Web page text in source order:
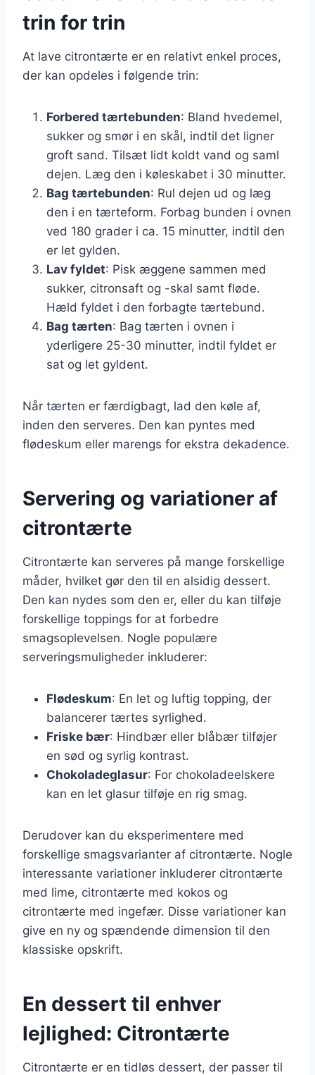
trin for trin
At lave citrontærte er en relativt enkel proces,
der kan opdeles i følgende trin:
Forbered tærtebunden: Bland hvedemel,
sukker og smør i en skål, indtil det ligner
groft sand. Tilsæt lidt koldt vand og saml
dejen. Læg den i køleskabet i 30 minutter.
Bag tærtebunden: Rul dejen ud og læg
den i en tærteform. Forbag bunden i ovnen
ved 180 grader i ca. 15 minutter, indtil den
er let gylden.
Lav fyldet: Pisk æggene sammen med
sukker, citronsaft og -skal samt fløde.
Hæld fyldet i den forbagte tærtebund.
Bag tærten: Bag tærten i ovnen i
yderligere 25-30 minutter, indtil fyldet er
sat og let gyldent.
Når tærten er færdigbagt, lad den køle af,
inden den serveres. Den kan pyntes med
flødeskum eller marengs for ekstra dekadence.
Servering og variationer af
citrontærte
Citrontærte kan serveres på mange forskellige
måder, hvilket gør den til en alsidig dessert.
Den kan nydes som den er, eller du kan tilføje
forskellige toppings for at forbedre
smagsoplevelsen. Nogle populære
serveringsmuligheder inkluderer:
Flødeskum: En let og luftig topping, der
balancerer tærtes syrlighed.
Friske bær: Hindbær eller blåbær tilføjer
en sød og syrlig kontrast.
Chokoladeglasur: For chokoladeelskere
kan en let glasur tilføje en rig smag.
Derudover kan du eksperimentere med
forskellige smagsvarianter af citrontærte. Nogle
interessante variationer inkluderer citrontærte
med lime, citrontærte med kokos og
citrontærte med ingefær. Disse variationer kan
give en ny og spændende dimension til den
klassiske opskrift.
En dessert til enhver
lejlighed: Citrontærte
Citrontærte er en tidløs dessert, der passer til